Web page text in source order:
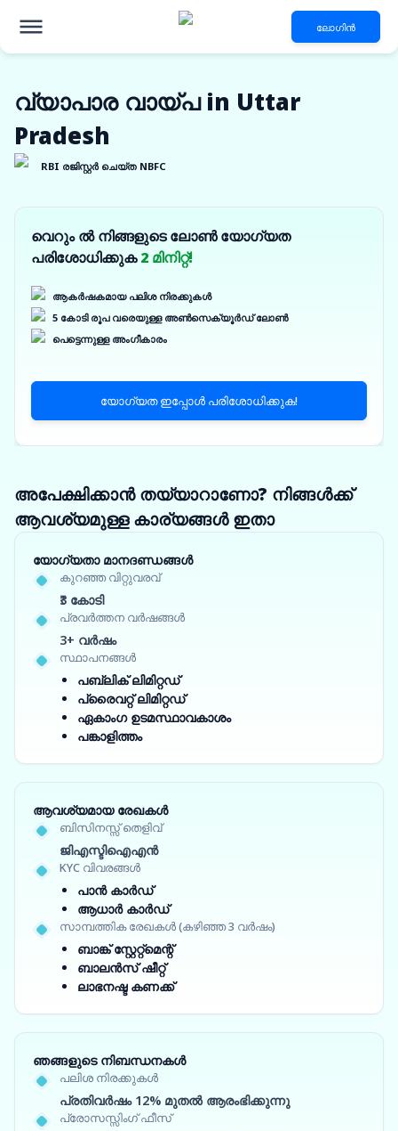
ലോഗിൻ
വ്യാപാര വായ്പ in Uttar
Pradesh
RBI രജിസ്റ്റർ ചെയ്ത NBFC
വെറും ൽ നിങ്ങളുടെ ലോൺ യോഗ്യത
പരിശോധിക്കുക2 മിനിറ്റ്!
ആകർഷകമായ പലിശ നിരക്കുകൾ
5 കോടി രൂപ വരെയുള്ള അൺസെക്യൂർഡ് ലോൺ
പെട്ടെന്നുള്ള അംഗീകാരം
യോഗ്യത ഇപ്പോൾ പരിശോധിക്കുക!
അപേക്ഷിക്കാൻ തയ്യാറാണോ? നിങ്ങൾക്ക്
ആവശ്യമുള്ള കാര്യങ്ങൾ ഇതാ
യോഗ്യതാ മാനദണ്ഡങ്ങൾ
കുറഞ്ഞ വിറ്റുവരവ്
₹3 കോടി
പ്രവർത്തന വർഷങ്ങൾ
3+ വർഷം
സ്ഥാപനങ്ങൾ
പബ്ലിക് ലിമിറ്റഡ്
പ്രൈവറ്റ് ലിമിറ്റഡ്
ഏകാംഗ ഉടമസ്ഥാവകാശം
പങ്കാളിത്തം
ആവശ്യമായ രേഖകൾ
ബിസിനസ്സ് തെളിവ്
ജിഎസ്ടിഐഎൻ
KYC വിവരങ്ങൾ
പാൻ കാർഡ്
ആധാർ കാർഡ്
സാമ്പത്തിക രേഖകൾ (കഴിഞ്ഞ 3 വർഷം)
ബാങ്ക് സ്റ്റേറ്റ്‌മെന്റ്
ബാലൻസ് ഷീറ്റ്
ലാഭനഷ്ട കണക്ക്
ഞങ്ങളുടെ നിബന്ധനകൾ
പലിശ നിരക്കുകൾ
പ്രതിവർഷം 12% മുതൽ ആരംഭിക്കുന്നു
പ്രോസസ്സിംഗ് ഫീസ്